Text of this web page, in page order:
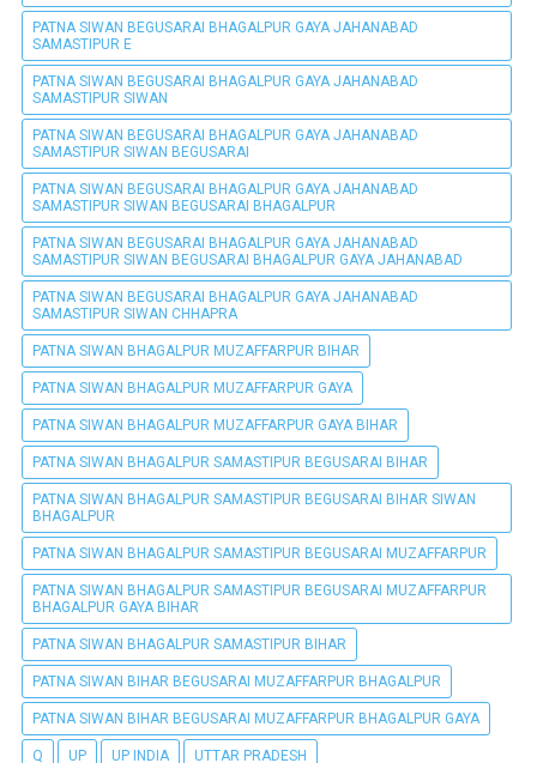
PATNA SIWAN BEGUSARAI BHAGALPUR GAYA JAHANABAD
SAMASTIPUR E
PATNA SIWAN BEGUSARAI BHAGALPUR GAYA JAHANABAD
SAMASTIPUR SIWAN
PATNA SIWAN BEGUSARAI BHAGALPUR GAYA JAHANABAD
SAMASTIPUR SIWAN BEGUSARAI
PATNA SIWAN BEGUSARAI BHAGALPUR GAYA JAHANABAD
SAMASTIPUR SIWAN BEGUSARAI BHAGALPUR
PATNA SIWAN BEGUSARAI BHAGALPUR GAYA JAHANABAD
SAMASTIPUR SIWAN BEGUSARAI BHAGALPUR GAYA JAHANABAD
PATNA SIWAN BEGUSARAI BHAGALPUR GAYA JAHANABAD
SAMASTIPUR SIWAN CHHAPRA
PATNA SIWAN BHAGALPUR MUZAFFARPUR BIHAR
PATNA SIWAN BHAGALPUR MUZAFFARPUR GAYA
PATNA SIWAN BHAGALPUR MUZAFFARPUR GAYA BIHAR
PATNA SIWAN BHAGALPUR SAMASTIPUR BEGUSARAI BIHAR
PATNA SIWAN BHAGALPUR SAMASTIPUR BEGUSARAI BIHAR SIWAN
BHAGALPUR
PATNA SIWAN BHAGALPUR SAMASTIPUR BEGUSARAI MUZAFFARPUR
PATNA SIWAN BHAGALPUR SAMASTIPUR BEGUSARAI MUZAFFARPUR
BHAGALPUR GAYA BIHAR
PATNA SIWAN BHAGALPUR SAMASTIPUR BIHAR
PATNA SIWAN BIHAR BEGUSARAI MUZAFFARPUR BHAGALPUR
PATNA SIWAN BIHAR BEGUSARAI MUZAFFARPUR BHAGALPUR GAYA
Q UP UP INDIA UTTAR PRADESH